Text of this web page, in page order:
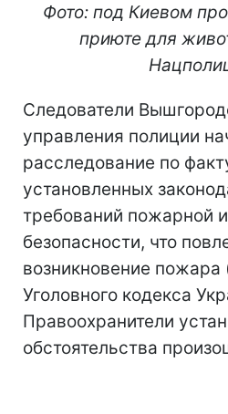
Фото: под Киевом
приюте для
Следователи
управления полиции
расследование по
установленных
требований пожарной
безопасности, что
возникновение пожара
Уголовного кодекса
Правоохранители
обстоятельства